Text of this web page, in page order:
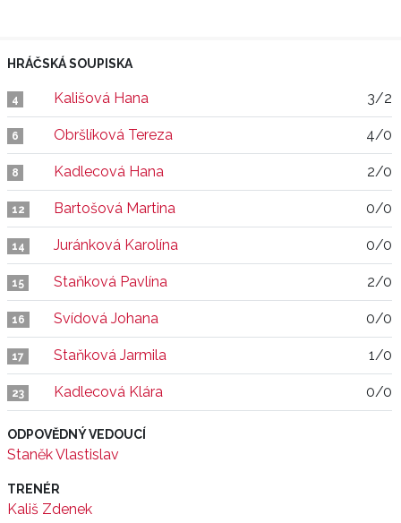
HRÁČSKÁ SOUPISKA
4 Kališová Hana 3/2
6 Obršlíková Tereza 4/0
8 Kadlecová Hana 2/0
12 Bartošová Martina 0/0
14 Juránková Karolína 0/0
15 Staňková Pavlína 2/0
16 Svídová Johana 0/0
17 Staňková Jarmila 1/0
23 Kadlecová Klára 0/0
ODPOVĚDNÝ VEDOUCÍ
Staněk Vlastislav
TRENÉR
Kališ Zdenek